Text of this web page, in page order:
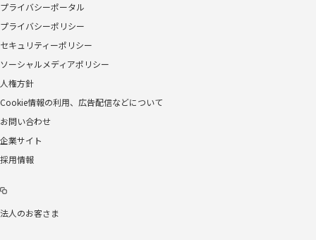
プライバシーポータル
プライバシーポリシー
セキュリティーポリシー
ソーシャルメディアポリシー
人権方針
Cookie情報の利用、広告配信などについて
お問い合わせ
企業サイト
採用情報
法人のお客さま